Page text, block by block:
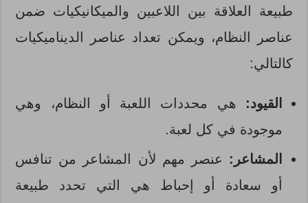
طبيعة العلاقة بين اللاعبين والميكانيكيات ضمن
عناصر النظام، ويمكن تعداد عناصر الديناميكيات
كالتالي:
القيود:
هي محددات اللعبة أو النظام، وهي
موجودة في كل لعبة.
المشاعر: عنصر مهم لأن المشاعر من تنافس
أو سعادة أو إحباط هي التي تحدد طبيعة